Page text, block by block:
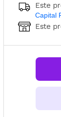
Este
Capital
Ingresá
Este